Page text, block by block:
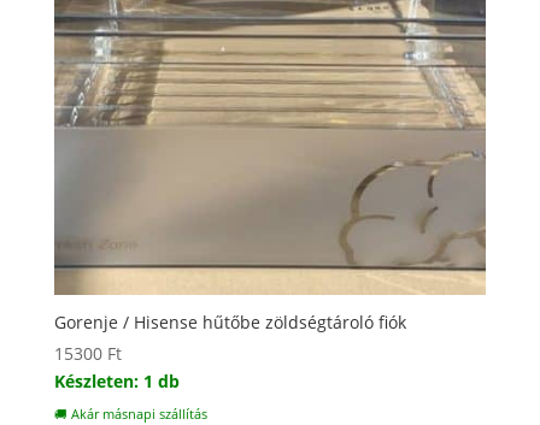
Gorenje / Hisense hűtőbe zöldségtároló fiók
15300 Ft
Készleten: 1 db
🚚 Akár másnapi szállítás